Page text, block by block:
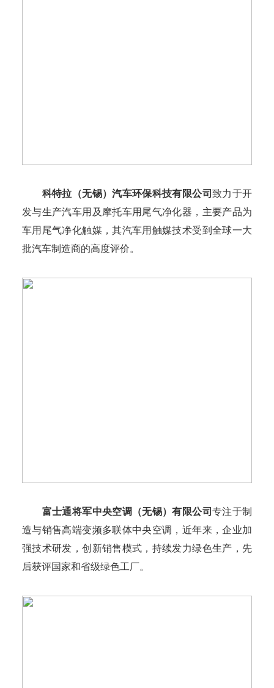
科特拉（无锡）汽车环保科技有限公司 致力于开
发与生产汽车用及摩托车用尾气净化器，主要产品为
车用尾气净化触媒，其汽车用触媒技术受到全球一大
批汽车制造商的高度评价。
富士通将军中央空调（无锡）有限公司 专注于制
造与销售高端变频多联体中央空调，近年来，企业加
强技术研发，创新销售模式，持续发力绿色生产，先
后获评国家和省级绿色工厂。